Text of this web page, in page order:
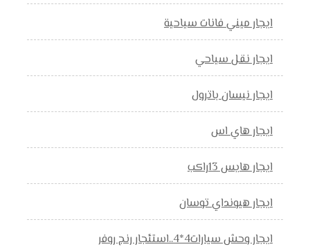
ايجار ميني فانات سياحية
ايجار نقل سياحي
ايجار نيسان باترول
ايجار هاي اس
ايجار هايس 13راكب
ايجار هيونداي توسان
ايجار وحش سيارات4*4..استئجار رنج روفر